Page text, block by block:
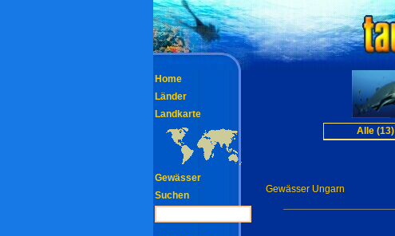
Alle (13)
Gewässer Ungarn
Home
Länder
Landkarte
Gewässer
Suchen